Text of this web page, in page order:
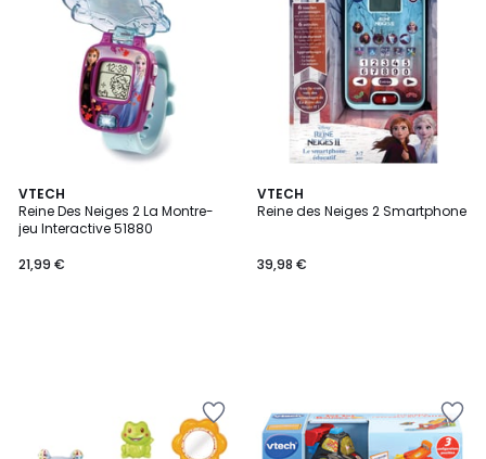
VTECH
Reine Des Neiges 2 La Montre-
jeu Interactive 51880
21,99 €
VTECH
Reine des Neiges 2 Smartphone
39,98 €